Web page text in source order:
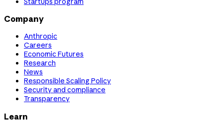
Company
Anthropic
Careers
Economic Futures
Research
News
Responsible Scaling Policy
Security and compliance
Transparency
Learn